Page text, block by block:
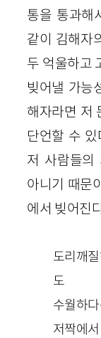
통을 통과해
같이 김해자
두 억울하고
빚어낼 가능
해자라면 저
단언할 수
저 사람들의
아니기 때문
에서 빚어진
도리깨
도
수월하
저짝에